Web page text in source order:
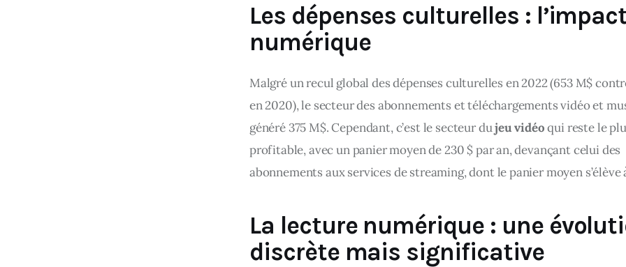
Les dépenses culturelles :
numérique
Malgré un recul global des dépenses culturelles en 2022 (653 M$
en 2020), le secteur des abonnements et téléchargements vidéo et
généré 375 M$. Cependant, c’est le secteur du jeu vidéo qui reste le
profitable, avec un panier moyen de 230 $ par an, devançant celui des
abonnements aux services de streaming, dont le panier moyen s’élève
La lecture numérique : une
discrète mais significative